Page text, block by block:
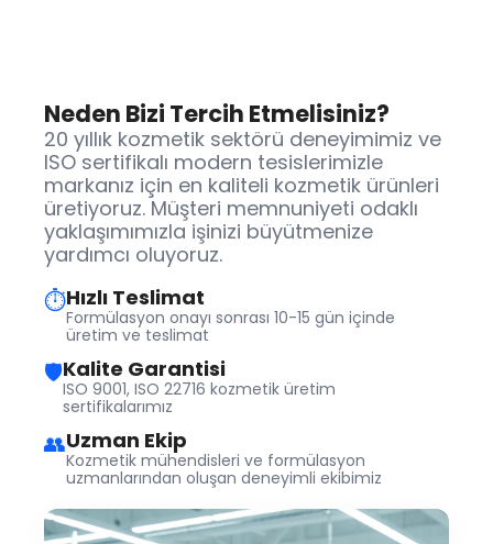
Neden Bizi Tercih Etmelisiniz?
20 yıllık kozmetik sektörü deneyimimiz ve
ISO sertifikalı modern tesislerimizle
markanız için en kaliteli kozmetik ürünleri
üretiyoruz. Müşteri memnuniyeti odaklı
yaklaşımımızla işinizi büyütmenize
yardımcı oluyoruz.
⏱Hızlı Teslimat
Formülasyon onayı sonrası 10-15 gün içinde
üretim ve teslimat
🛡Kalite Garantisi
ISO 9001, ISO 22716 kozmetik üretim
sertifikalarımız
👥Uzman Ekip
Kozmetik mühendisleri ve formülasyon
uzmanlarından oluşan deneyimli ekibimiz